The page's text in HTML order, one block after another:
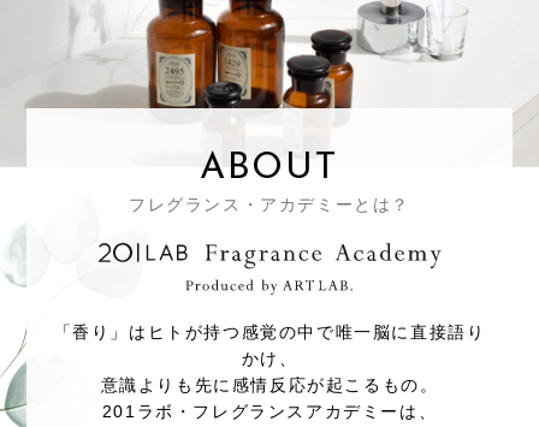
ABOUT
フレグランス・アカデミーとは？
「香り」はヒトが持つ感覚の中で唯一脳に直接語り
かけ、
意識よりも先に感情反応が起こるもの。
201ラボ・フレグランスアカデミーは、